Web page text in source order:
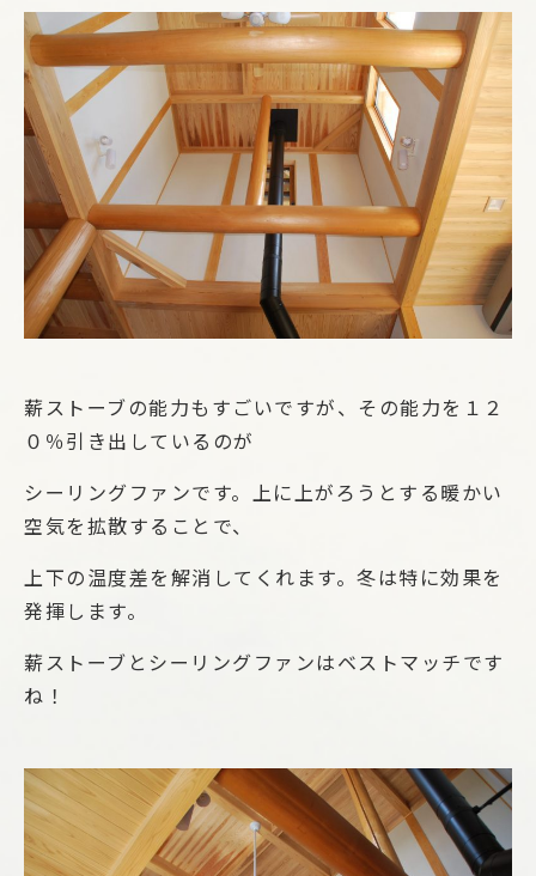
薪ストーブの能力もすごいですが、その能力を１２
０％引き出しているのが
シーリングファンです。上に上がろうとする暖かい
空気を拡散することで、
上下の温度差を解消してくれます。冬は特に効果を
発揮します。
薪ストーブとシーリングファンはベストマッチです
ね！